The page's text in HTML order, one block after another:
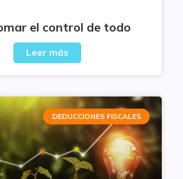
el control de todo
Leer más
DEDUCCIONES FISCALES